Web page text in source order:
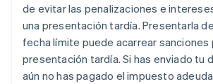
de evitar las penalizaciones e
una presentación tardía. Presentarla
fecha límite puede acarrear sanciones
presentación tardía. Si has enviado tu
aún no has pagado el impuesto